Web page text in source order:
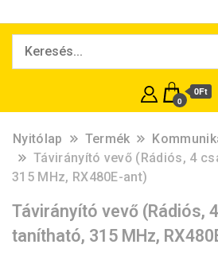
0
0Ft
Nyitólap Termék
Távirányító vevő (Rádiós, 4
315 MHz, RX480E-ant)
Távirányító vevő (Rádiós,
tanítható, 315 MHz,